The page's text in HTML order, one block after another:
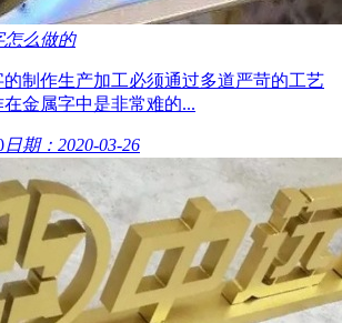
怎么做的
制作生产加工必须通过多道严苛的工艺
金属字中是非常难的...
日期：2020-03-26